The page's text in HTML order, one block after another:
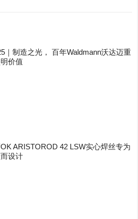
｜制造之光， 百年Waldmann沃达迈重
价值
ARISTOROD 42 LSW实心焊丝专为
设计